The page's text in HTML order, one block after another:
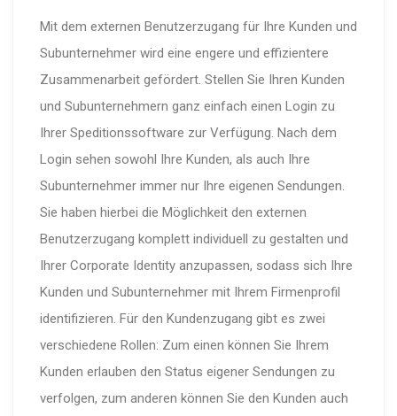
Mit dem externen Benutzerzugang für Ihre Kunden und
Subunternehmer wird eine engere und effizientere
Zusammenarbeit gefördert. Stellen Sie Ihren Kunden
und Subunternehmern ganz einfach einen Login zu
Ihrer Speditionssoftware zur Verfügung. Nach dem
Login sehen sowohl Ihre Kunden, als auch Ihre
Subunternehmer immer nur Ihre eigenen Sendungen.
Sie haben hierbei die Möglichkeit den externen
Benutzerzugang komplett individuell zu gestalten und
Ihrer Corporate Identity anzupassen, sodass sich Ihre
Kunden und Subunternehmer mit Ihrem Firmenprofil
identifizieren. Für den Kundenzugang gibt es zwei
verschiedene Rollen: Zum einen können Sie Ihrem
Kunden erlauben den Status eigener Sendungen zu
verfolgen, zum anderen können Sie den Kunden auch